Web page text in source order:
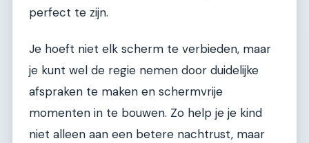
perfect te zijn.
Je hoeft niet elk scherm te verbieden, maar
je kunt wel de regie nemen door duidelijke
afspraken te maken en schermvrije
momenten in te bouwen. Zo help je je kind
niet alleen aan een betere nachtrust, maar